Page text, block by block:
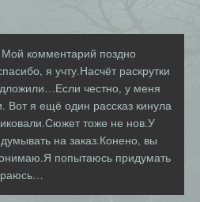
комментарий поздно
я учту.Насчёт раскрутки
честно, у меня
Вот я ещё один рассказ кинула
тоже не нов.У
на заказ.Конено, вы
попытаюсь придумать